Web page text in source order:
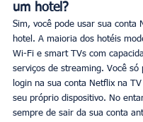
um hotel?
Sim, você pode usar sua conta
hotel. A maioria dos hotéis
Wi-Fi e smart TVs com
serviços de streaming. Você só
login na sua conta Netflix na
seu próprio dispositivo. No
sempre de sair da sua conta